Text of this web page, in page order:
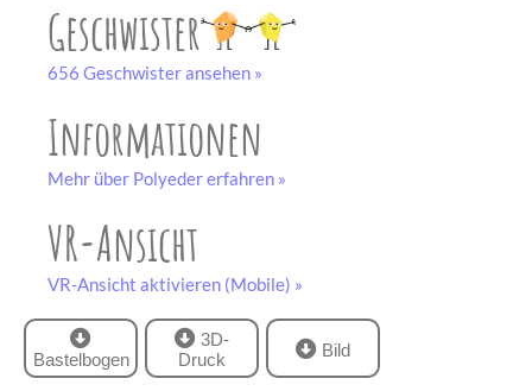
Geschwister
656 Geschwister ansehen »
Informationen
Mehr über Polyeder erfahren »
VR-Ansicht
VR-Ansicht aktivieren (Mobile) »
Bastelbogen
3D-
Druck
Bild